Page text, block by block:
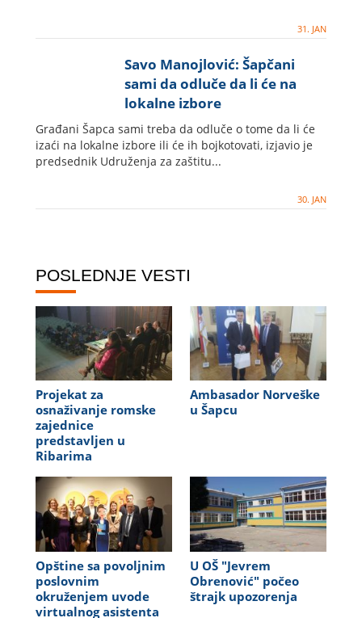
31. JAN
Savo Manojlović: Šapčani
sami da odluče da li će na
lokalne izbore
Građani Šapca sami treba da odluče o tome da li će
izaći na lokalne izbore ili će ih bojkotovati, izjavio je
predsednik Udruženja za zaštitu...
30. JAN
POSLEDNJE VESTI
Projekat za
osnaživanje romske
zajednice
predstavljen u
Ribarima
Ambasador Norveške
u Šapcu
Opštine sa povoljnim
poslovnim
okruženjem uvode
virtualnog asistenta
U OŠ "Jevrem
Obrenović" počeo
štrajk upozorenja